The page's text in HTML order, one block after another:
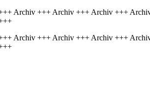
Archiv +++ Archiv +++ Archiv +++
Archiv +++ Archiv +++ Archiv +++